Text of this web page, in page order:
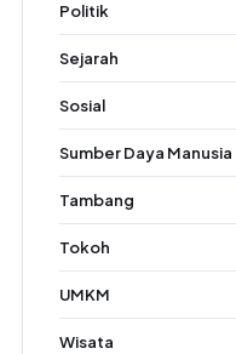
Politik
Sejarah
Sosial
Sumber Daya Manusia
Tambang
Tokoh
UMKM
Wisata